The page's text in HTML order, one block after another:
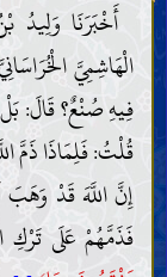
أَخْبَرَنَا وَلِيدُ
الْهَاشِمِيَّ
فِيهِ صُنْعٌ؟ قَالَ:
قُلْتُ: فَلِمَاذَا ذَمَّ
إِنَّ اللَّهَ قَدْ وَهَبَ
فَذَمَّهُمْ عَلَى تَرْكِ